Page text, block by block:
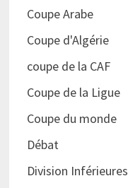
Coupe Arabe
Coupe d'Algérie
coupe de la CAF
Coupe de la Ligue
Coupe du monde
Débat
Division Inférieures